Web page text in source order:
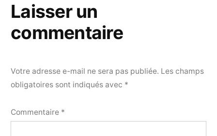
Laisser un
commentaire
Votre adresse e-mail ne sera pas publiée. Les champs
obligatoires sont indiqués avec *
Commentaire *